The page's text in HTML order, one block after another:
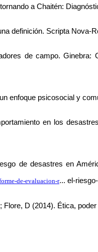
a Chaitén:
definición. Scripta Nova-
de campo.
enfoque psicosocial y
en los
de desastres en
de-evaluacion-r... el-
D (2014). Ética,